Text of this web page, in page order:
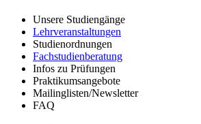
Unsere Studiengänge
Lehrveranstaltungen
Studienordnungen
Fachstudienberatung
Infos zu Prüfungen
Praktikumsangebote
Mailinglisten/Newsletter
FAQ